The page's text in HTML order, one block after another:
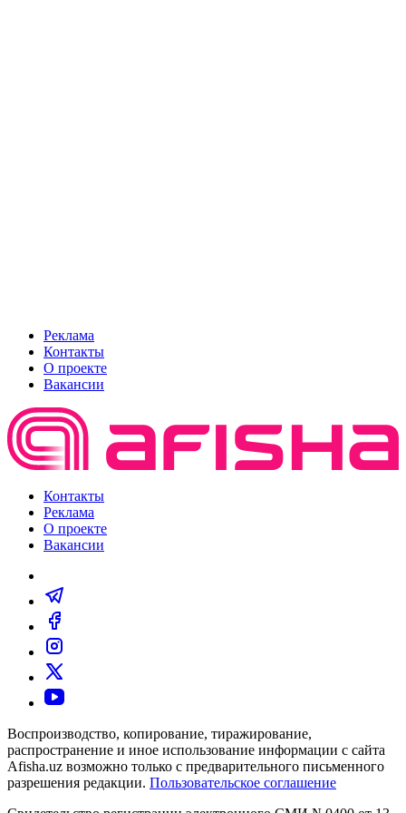
Реклама
Контакты
О проекте
Вакансии
Контакты
Реклама
О проекте
Вакансии
Воспроизводство, копирование, тиражирование,
распространение и иное использование информации с сайта
Afisha.uz возможно только с предварительного письменного
разрешения редакции. Пользовательское соглашение